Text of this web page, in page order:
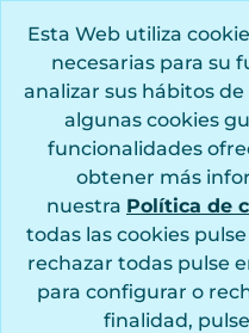
Esta Web utiliza
necesarias para su
analizar sus hábitos
algunas cookies
funcionalidades
obtener más
nuestra Política de
todas las cookies pulse
rechazar todas pulse
para configurar o
finalidad, pulse